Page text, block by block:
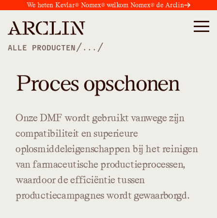
We heten Kevlar® Nomex® welkom Nomex® de Arclin
ALLE PRODUCTEN / ... /
Proces opschonen
Onze DMF wordt gebruiktvanwege zijn
compatibiliteit en superieure
oplosmiddeleigenschappen bij het reinigen
van farmaceutische productieprocessen,
waardoorde efficiëntie tussen
productiecampagneswordt gewaarborgd.